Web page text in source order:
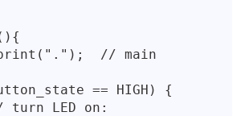
// main
== HIGH) {
turn LED on: